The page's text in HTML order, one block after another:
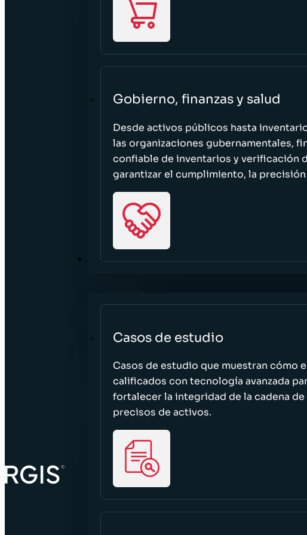
Gobierno, finanzas y salud
Desde activos públicos hasta
las organizaciones gubernamentales,
confiable de inventarios y verificación
garantizar el cumplimiento, la
RECURSOS
Casos de estudio
Casos de estudio que muestran cómo
calificados con tecnología avanzada
fortalecer la integridad de la cadena
precisos de activos.